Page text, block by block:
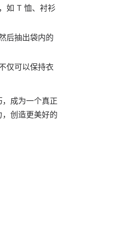
如 T 恤、衬衫
后抽出袋内的
仅可以保持衣
成为一个真正
创造更美好的